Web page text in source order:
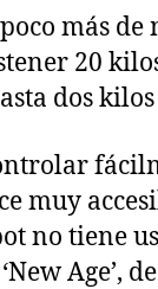
más
20
dos
muy
no tiene
Age’,